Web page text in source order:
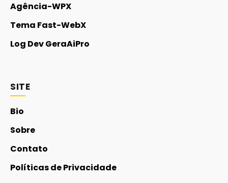
Agência-WPX
Tema Fast-WebX
Log Dev GeraAiPro
SITE
Bio
Sobre
Contato
Políticas de Privacidade